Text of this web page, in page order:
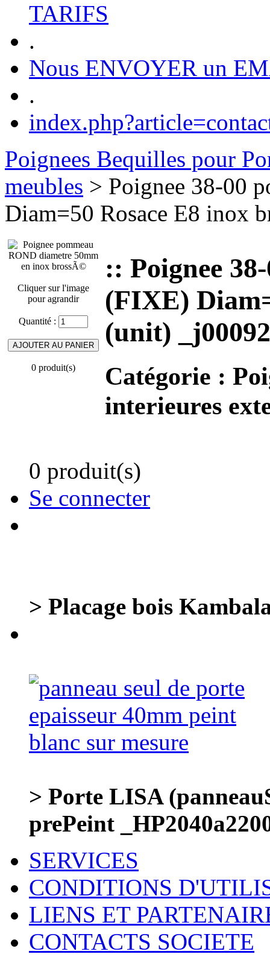
TARIFS
.
Nous ENVOYER un
.
Poignees Bequilles pour
meubles > Poignee 38-00
Diam=50 Rosace E8 inox
Cliquer sur l'image
pour agrandir
Quantité :
0 produit(s)
:: Poignee
(FIXE)
(unit)
Catégorie :
interieures
0 produit(s)
Se connecter
> Placage bois
> Porte LISA
prePeint
SERVICES
CONDITIONS
LIENS ET
CONTACTS SOCIETE